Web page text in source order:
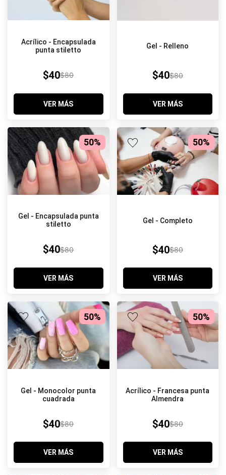
Acrílico - Encapsulada
punta stiletto
$80
$40
VER MÁS
Gel - Relleno
$80
$40
VER MÁS
50%
Gel - Encapsulada punta
stiletto
$80
$40
VER MÁS
50%
Gel - Completo
$80
$40
VER MÁS
50%
Gel - Monocolor punta
cuadrada
$80
$40
VER MÁS
50%
Acrílico - Francesa punta
Almendra
$80
$40
VER MÁS